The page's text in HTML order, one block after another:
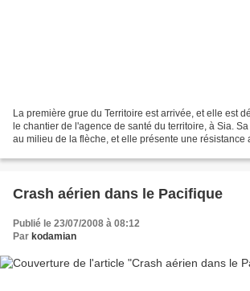
La première grue du Territoire est arrivée, et elle est
le chantier de l'agence de santé du territoire, à Sia.
au milieu de la flèche, et elle présente une résistance
Crash aérien dans le Pacifique
Publié le 23/07/2008 à 08:12
Par kodamian